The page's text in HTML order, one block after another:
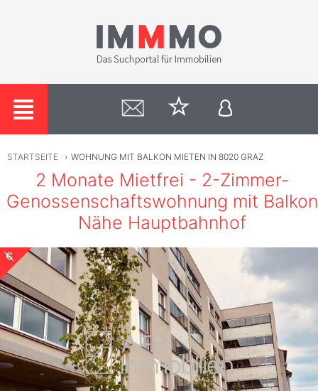
STARTSEITE › WOHNUNG MIT BALKON MIETEN IN 8020 GRAZ
2 Monate Mietfrei - 2-Zimmer-
Genossenschaftswohnung mit Balkon
Nähe Hauptbahnhof